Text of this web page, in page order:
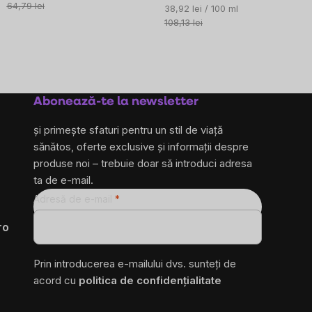
preţ:
64,79 lei
Evaluare
preţ:
38,92 lei / 100 ml
108,13 lei
Abonează-te la newsletter
și primește sfaturi pentru un stil de viață
sănătos, oferte exclusive și informații despre
produse noi – trebuie doar să introduci adresa
ta de e-mail.
Adresă de e-mail
Prin introducerea e-mailului dvs. sunteți de
acord cu politica de confidențialitate